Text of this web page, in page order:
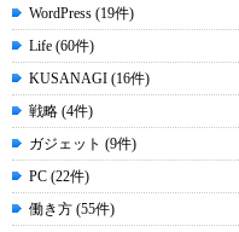
WordPress (19件)
Life (60件)
KUSANAGI (16件)
戦略 (4件)
ガジェット (9件)
PC (22件)
働き方 (55件)